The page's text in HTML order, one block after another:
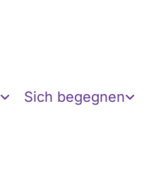
Sich begegnen